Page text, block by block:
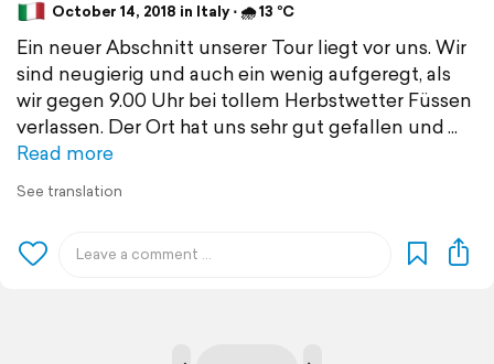
October 14, 2018 in Italy ⋅ 🌧 13 °C
Ein neuer Abschnitt unserer Tour liegt vor uns. Wir
sind neugierig und auch ein wenig aufgeregt, als
wir gegen 9.00 Uhr bei tollem Herbstwetter Füssen
verlassen. Der Ort hat uns sehr gut gefallen und
Read more
See translation